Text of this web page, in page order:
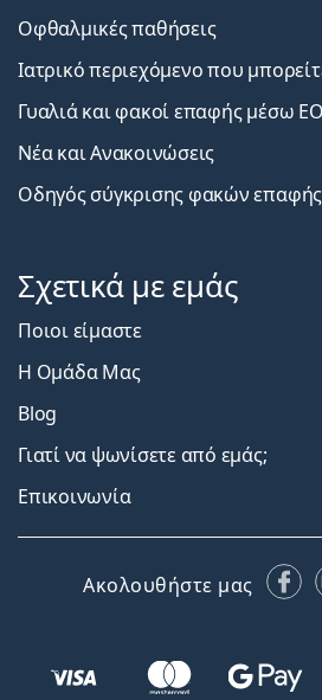
Οφθαλμικές παθήσεις
Ιατρικό περιεχόμενο που
Γυαλιά και φακοί επαφής μέσω
Νέα και Ανακοινώσεις
Οδηγός σύγκρισης φακών επαφής
Σχετικά με εμάς
Ποιοι είμαστε
Η Ομάδα Μας
Blog
Γιατί να ψωνίσετε από εμάς;
Επικοινωνία
Ακολουθήστε μας